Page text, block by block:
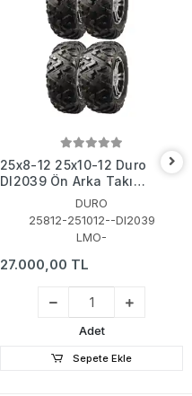
25x8-12 25x10-12 Duro
DI2039 Ön Arka Takım
DURO
25812-251012--DI2039
LMO-
27.000,00 TL
Adet
Sepete Ekle